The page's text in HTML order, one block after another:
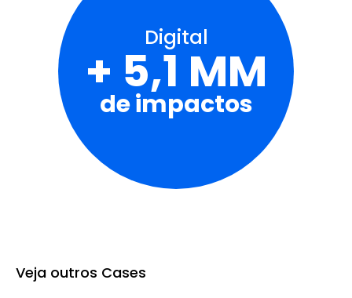
Digital
+ 5,1 MM
de impactos
Veja outros Cases